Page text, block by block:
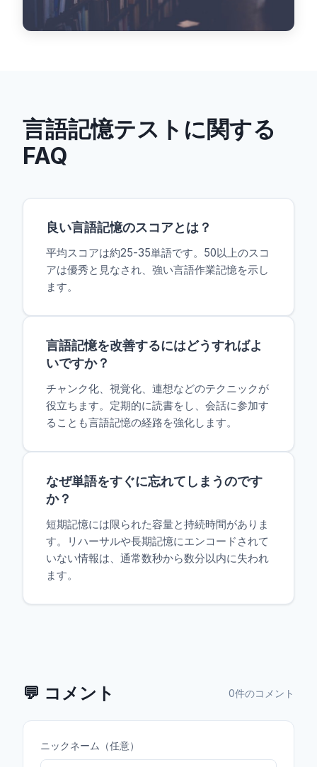
言語記憶テストに関する
FAQ
良い言語記憶のスコアとは？
平均スコアは約25-35単語です。50以上のスコ
アは優秀と見なされ、強い言語作業記憶を示し
ます。
言語記憶を改善するにはどうすればよ
いですか？
チャンク化、視覚化、連想などのテクニックが
役立ちます。定期的に読書をし、会話に参加す
ることも言語記憶の経路を強化します。
なぜ単語をすぐに忘れてしまうのです
か？
短期記憶には限られた容量と持続時間がありま
す。リハーサルや長期記憶にエンコードされて
いない情報は、通常数秒から数分以内に失われ
ます。
💬 コメント 0件のコメント
ニックネーム（任意）